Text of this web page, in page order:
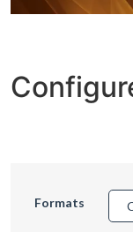
Formats